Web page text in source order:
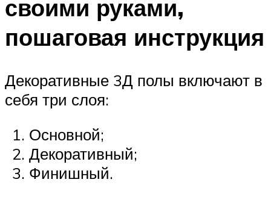
своими руками,
пошаговая инструкция
Декоративные 3Д полы включают в
себя три слоя:
Основной;
Декоративный;
Финишный.